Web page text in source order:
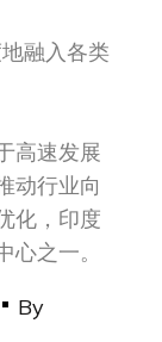
融入各类
高速发展
动行业向
化，印度
之一。
By